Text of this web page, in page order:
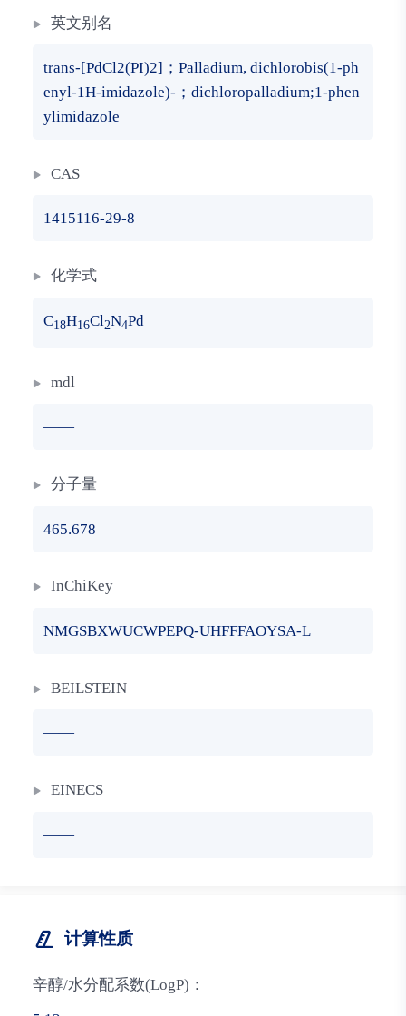
英文别名
trans-[PdCl2(PI)2]；Palladium, dichlorobis(1-ph
enyl-1H-imidazole)-；dichloropalladium;1-phen
ylimidazole
CAS
1415116-29-8
化学式
C18H16Cl2N4Pd
mdl
——
分子量
465.678
InChiKey
NMGSBXWUCWPEPQ-UHFFFAOYSA-L
BEILSTEIN
——
EINECS
——
计算性质
辛醇/水分配系数(LogP)：